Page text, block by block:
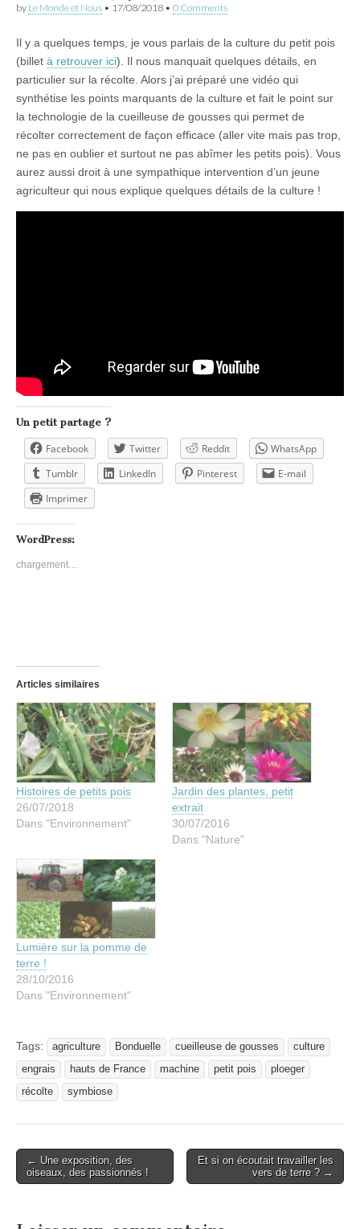
by Le Monde et Nous • 17/08/2018 • 0 Comments
Il y a quelques temps, je vous parlais de la culture du petit pois
(billet à retrouver ici). Il nous manquait quelques détails, en
particulier sur la récolte. Alors j’ai préparé une vidéo qui
synthétise les points marquants de la culture et fait le point sur
la technologie de la cueilleuse de gousses qui permet de
récolter correctement de façon efficace (aller vite mais pas trop,
ne pas en oublier et surtout ne pas abîmer les petits pois). Vous
aurez aussi droit à une sympathique intervention d’un jeune
agriculteur qui nous explique quelques détails de la culture !
Un petit partage ?
Facebook Twitter Reddit
WhatsApp
Tumblr
LinkedIn Pinterest
E-mail
Imprimer
WordPress:
chargement…
Articles similaires
Histoires de petits pois
26/07/2018
Dans "Environnement"
Jardin des plantes, petit
extrait
30/07/2016
Dans "Nature"
Lumière sur la pomme de
terre !
28/10/2016
Dans "Environnement"
Tags: agriculture Bonduelle cueilleuse de gousses
culture
engrais
hauts de France machine petit pois
ploeger
récolte
symbiose
Post
navigation
← Une exposition, des
oiseaux, des passionnés !
Et si on écoutait travailler les
vers de terre ? →